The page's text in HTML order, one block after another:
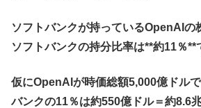
ソフトバンクが持っているOpenAIの
ソフトバンクの持分比率は**約11％**
仮にOpenAIが時価総額5,000億ドル
バンクの11％は約550億ドル＝約8.6